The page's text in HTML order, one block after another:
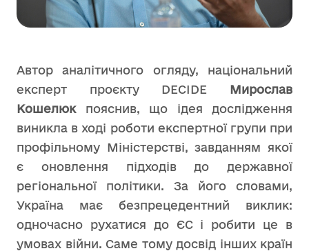
Автор аналітичного огляду, національний
експерт проєкту DECIDE Мирослав
Кошелюк пояснив, що ідея дослідження
виникла в ході роботи експертної групи при
профільному Міністерстві, завданням якої
є оновлення підходів до державної
регіональної політики. За його словами,
Україна має безпрецедентний виклик:
одночасно рухатися до ЄС і робити це в
умовах війни. Саме тому досвід інших країн